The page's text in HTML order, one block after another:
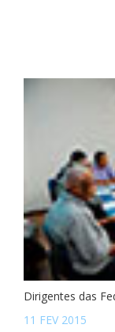
Dirigentes das
11 FEV 2015